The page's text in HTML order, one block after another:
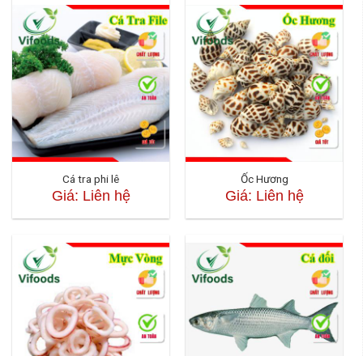
Cá tra phi lê
Giá: Liên hệ
Ốc Hương
Giá: Liên hệ